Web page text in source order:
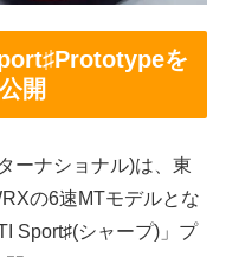
を
開
ーナショナル)は、東
の6速MTモデルとな
Sport♯(シャープ)」プ